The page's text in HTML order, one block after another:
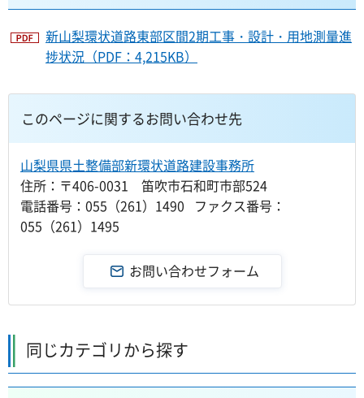
新山梨環状道路東部区間2期工事・設計・用地測量進
捗状況（PDF：4,215KB）
このページに関するお問い合わせ先
山梨県県土整備部新環状道路建設事務所
住所：〒406-0031 笛吹市石和町市部524
電話番号：055（261）1490 ファクス番号：
055（261）1495
同じカテゴリから探す